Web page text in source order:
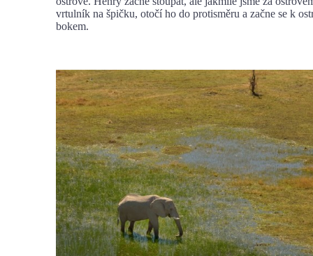
vrtulník na špičku, otočí ho do protisměru a začne se k
bokem.